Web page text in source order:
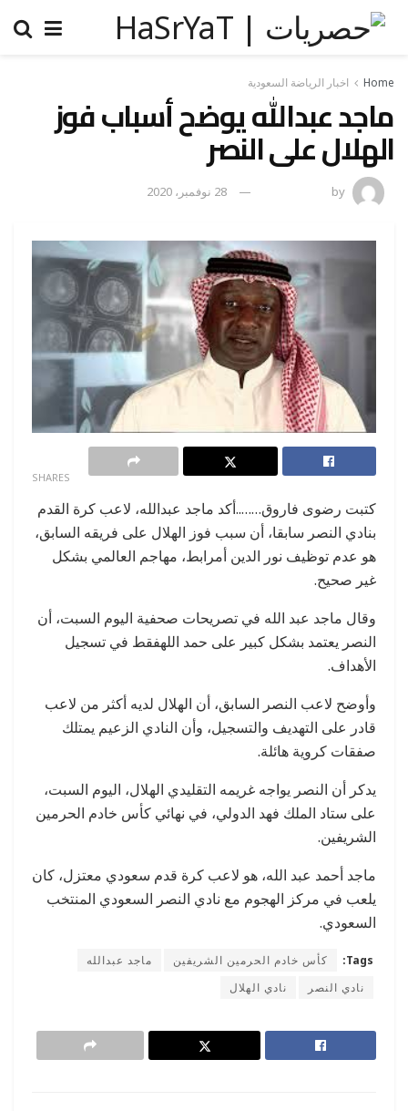
Home اخبار الرياضة السعودية
ماجد عبدالله يوضح أسباب فوز
الهلال على النصر
by 28 نوفمبر، 2020
SHARES
كتبت رضوى فاروق……..أكد ماجد عبدالله، لاعب كرة القدم
بنادي النصر سابقا، أن سبب فوز الهلال على فريقه السابق،
هو عدم توظيف نور الدين أمرابط، مهاجم العالمي بشكل
غير صحيح.
وقال ماجد عبد الله في تصريحات صحفية اليوم السبت، أن
النصر يعتمد بشكل كبير على حمد اللهفقط في تسجيل
الأهداف.
وأوضح لاعب النصر السابق، أن الهلال لديه أكثر من لاعب
قادر على التهديف والتسجيل، وأن النادي الزعيم يمتلك
صفقات كروية هائلة.
يدكر أن النصر يواجه غريمه التقليدي الهلال، اليوم السبت،
على ستاد الملك فهد الدولي، في نهائي كأس خادم الحرمين
الشريفين.
ماجد أحمد عبد الله، هو لاعب كرة قدم سعودي معتزل، كان
يلعب في مركز الهجوم مع نادي النصر السعودي المنتخب
السعودي.
Tags: كأس خادم الحرمين الشريفين
ماجد عبدالله
نادي النصر
نادي الهلال